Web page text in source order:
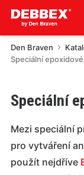
Den Braven
Speciální
Speciální
Mezi speciální
pro vytváření
použít nejdříve